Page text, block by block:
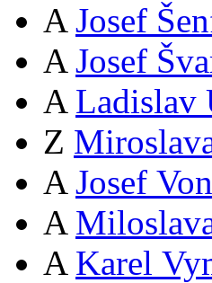
A Josef
A Josef
A Ladislav
Z
A Josef
A
A Karel